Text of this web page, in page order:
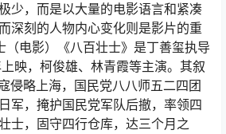
少，而是以大量的电影语言和紧凑
深刻的人物内心变化则是影片的重
（电影）《八百壮士》是丁善玺执导
映，柯俊雄、林青霞等主演。其叙
侵略上海，国民党八八师五二四团
军，掩护国民党军队后撤，率领四
士，固守四行仓库，达三个月之